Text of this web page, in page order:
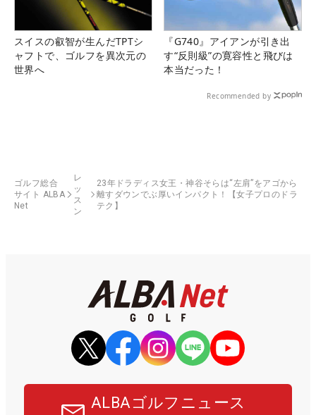
スイスの叡智が生んだTPTシ
ャフトで、ゴルフを異次元の
世界へ
『G740』アイアンが引き出
す“反則級”の寛容性と飛びは
本当だった！
Recommended by
ゴルフ総合
サイト ALBA
Net
レ
ッ
ス
ン
23年ドラディス女王・神谷そらは“左肩”をアゴから
離すダウンでぶ厚いインパクト！【女子プロのドラ
テク】
ALBAゴルフニュース